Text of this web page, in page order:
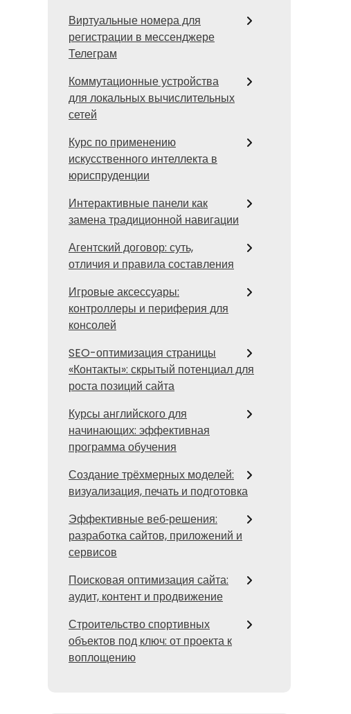
Виртуальные номера для
регистрации в мессенджере
Телеграм
Коммутационные устройства
для локальных вычислительных
сетей
Курс по применению
искусственного интеллекта в
юриспруденции
Интерактивные панели как
замена традиционной навигации
Агентский договор: суть,
отличия и правила составления
Игровые аксессуары:
контроллеры и периферия для
консолей
SEO-оптимизация страницы
«Контакты»: скрытый потенциал для
роста позиций сайта
Курсы английского для
начинающих: эффективная
программа обучения
Создание трёхмерных моделей:
визуализация, печать и подготовка
Эффективные веб‑решения:
разработка сайтов, приложений и
сервисов
Поисковая оптимизация сайта:
аудит, контент и продвижение
Строительство спортивных
объектов под ключ: от проекта к
воплощению